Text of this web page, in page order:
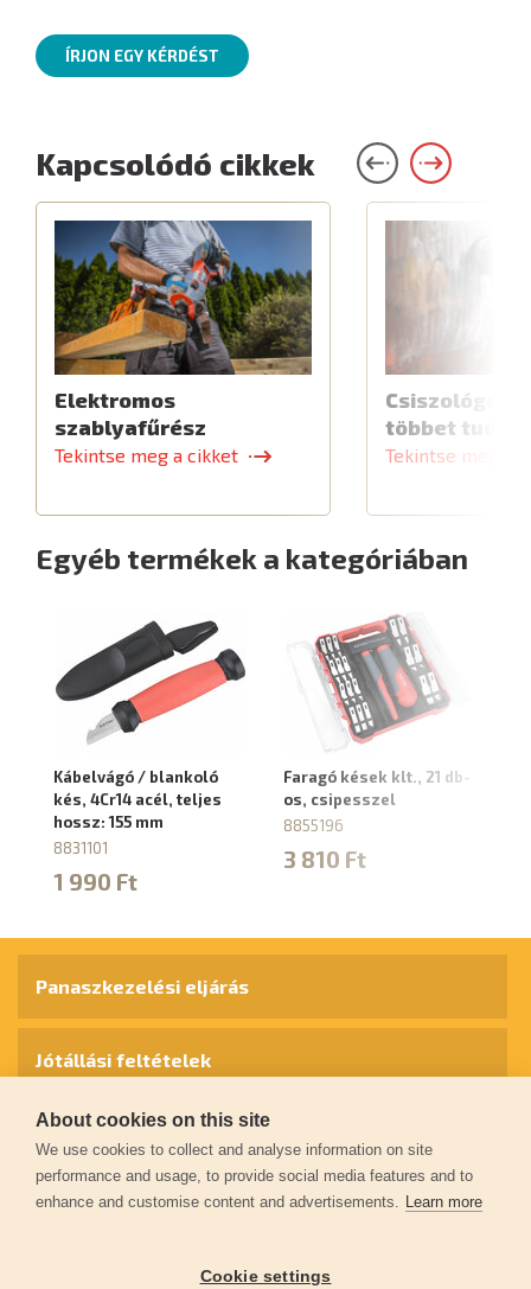
ÍRJON EGY KÉRDÉST
Kapcsolódó cikkek
Elektromos
szablyafűrész
Tekintse meg a cikket
Csiszológép,
többet tud
Tekintse meg a
Egyéb termékek a kategóriában
Kábelvágó / blankoló
kés, 4Cr14 acél, teljes
hossz: 155 mm
8831101
1 990 Ft
Faragó kések klt., 21 db-
os, csipesszel
8855196
3 810 Ft
Panaszkezelési eljárás
Jótállási feltételek
Személyes adatok védelme
Kapcsolat
Garancia regisztráció
About cookies on this site
We use cookies to collect and analyse information on site
performance and usage, to provide social media features and to
enhance and customise content and advertisements. Learn more
Cookie settings